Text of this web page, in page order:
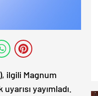
ilgili Magnum
yayımladı.